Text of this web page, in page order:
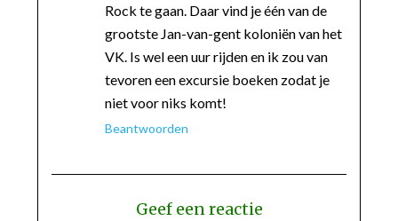
Rock te gaan. Daar vind je één van de
grootste Jan-van-gent koloniën van het
VK. Is wel een uur rijden en ik zou van
tevoren een excursie boeken zodat je
niet voor niks komt!
Beantwoorden
Geef een reactie